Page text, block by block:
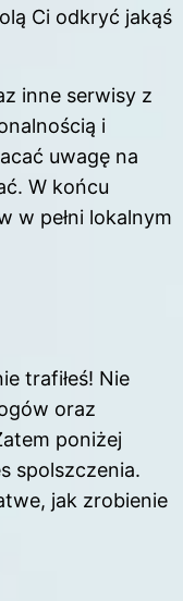
Ci odkryć jakąś
inne serwisy z
i
uwagę na
W końcu
w pełni lokalnym
trafiłeś! Nie
oraz
poniżej
spolszczenia.
jak zrobienie